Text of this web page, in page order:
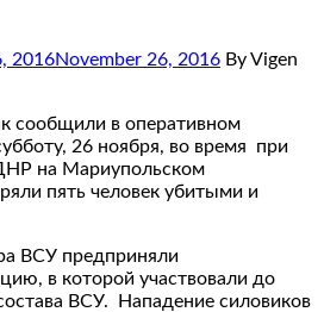
2016November 26, 2016 By Vigen
сообщили в оперативном
26 ноября, во время при
на Мариупольском
пять человек убитыми и
ВСУ предприняли
в которой участвовали до
ВСУ. Нападение силовиков